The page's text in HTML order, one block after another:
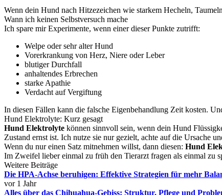
Wenn dein Hund nach Hitzezeichen wie starkem Hecheln,
Wann ich keinen Selbstversuch mache
Ich spare mir Experimente, wenn einer dieser Punkte zutrifft:
Welpe oder sehr alter Hund
Vorerkrankung von Herz, Niere oder Leber
blutiger Durchfall
anhaltendes Erbrechen
starke Apathie
Verdacht auf Vergiftung
In diesen Fällen kann die falsche Eigenbehandlung Zeit kosten.
Hund Elektrolyte: Kurz gesagt
Hund Elektrolyte können sinnvoll sein, wenn dein Hund
Zustand ernst ist. Ich nutze sie nur gezielt, achte auf die Ursache
Wenn du nur einen Satz mitnehmen willst, dann diesen: Hund
Im Zweifel lieber einmal zu früh den Tierarzt fragen als einmal zu
Weitere Beiträge
Die HPA-Achse beruhigen: Effektive Strategien für mehr
vor 1 Jahr
Alles über das Chihuahua-Gebiss: Struktur, Pflege und